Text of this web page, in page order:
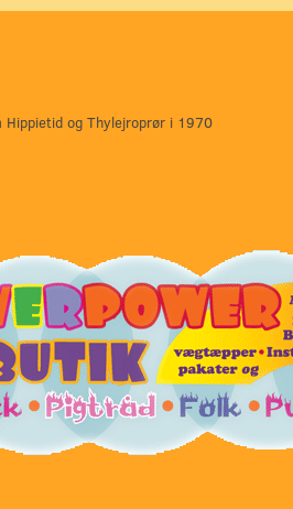
Hippietid og Thylejroprør i 1970